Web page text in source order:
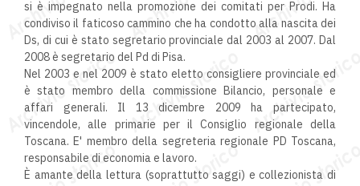
si è impegnato nella promozione dei comitati per Prodi. Ha
condiviso il faticoso cammino che ha condotto alla nascita dei
Ds, di cui è stato segretario provinciale dal 2003 al 2007. Dal
2008 è segretario del Pd di Pisa.
Nel 2003 e nel 2009 è stato eletto consigliere provinciale ed
è stato membro della commissione Bilancio, personale e
affari generali. Il 13 dicembre 2009 ha partecipato,
vincendole, alle primarie per il Consiglio regionale della
Toscana. E' membro della segreteria regionale PD Toscana,
responsabile di economia e lavoro.
È amante della lettura (soprattutto saggi) e collezionista di